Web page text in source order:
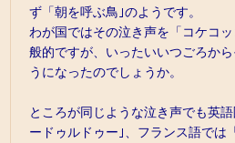
ず「朝を呼ぶ鳥｣のようです。
わが国ではその泣き声を「コケコ
般的ですが、いったいいつごろか
うになったのでしょうか。
ところが同じような泣き声でも英
ードゥルドゥー｣、フランス語では